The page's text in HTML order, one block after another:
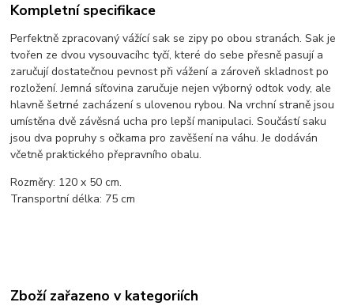
Kompletní specifikace
Perfektně zpracovaný vážící sak se zipy po obou stranách. Sak je
tvořen ze dvou vysouvacíhc tyčí, které do sebe přesně pasují a
zaručují dostatečnou pevnost při vážení a zároveň skladnost po
rozložení. Jemná síťovina zaručuje nejen výborný odtok vody, ale
hlavně šetrné zacházení s ulovenou rybou. Na vrchní straně jsou
umístěna dvě závěsná ucha pro lepší manipulaci. Součástí saku
jsou dva popruhy s očkama pro zavěšení na váhu. Je dodáván
včetně praktického přepravního obalu.
Rozměry: 120 x 50 cm.
Transportní délka: 75 cm
Zboží zařazeno v kategoriích